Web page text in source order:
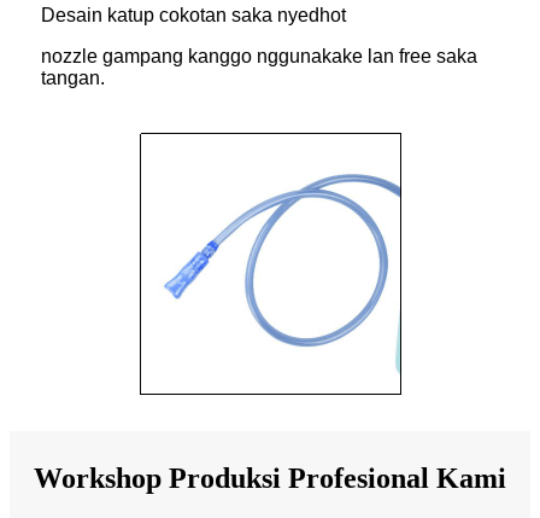
Desain katup cokotan saka nyedhot
nozzle gampang kanggo nggunakake lan free saka
tangan.
Workshop Produksi Profesional Kami